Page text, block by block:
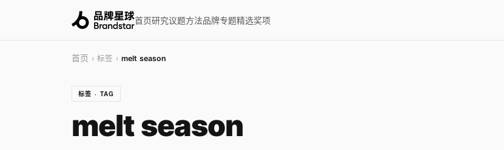
首页研究议题方法品牌专题精选奖项
首页 › 标签 › melt season
标签 · TAG
melt season